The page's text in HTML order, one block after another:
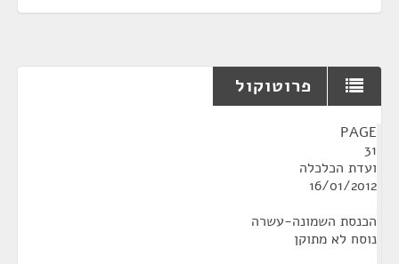
פרוטוקול
PAGE
31
ועדת הכלכלה
16/01/2012
הכנסת השמונה-עשרה
נוסח לא מתוקן